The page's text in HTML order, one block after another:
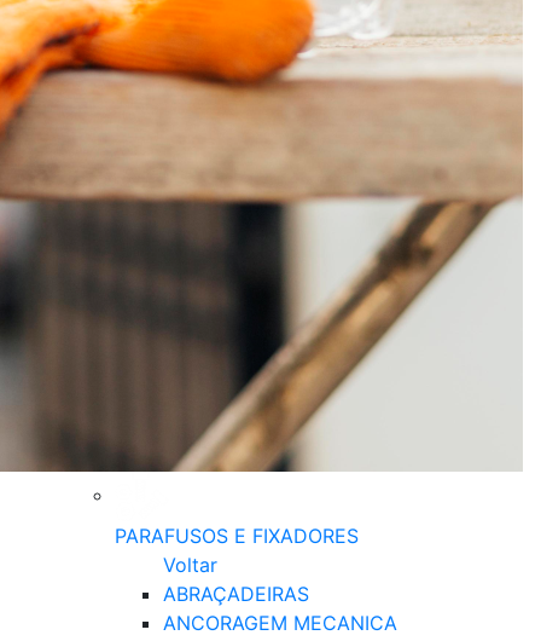
PARAFUSOS E FIXADORES
Voltar
ABRAÇADEIRAS
ANCORAGEM MECANICA